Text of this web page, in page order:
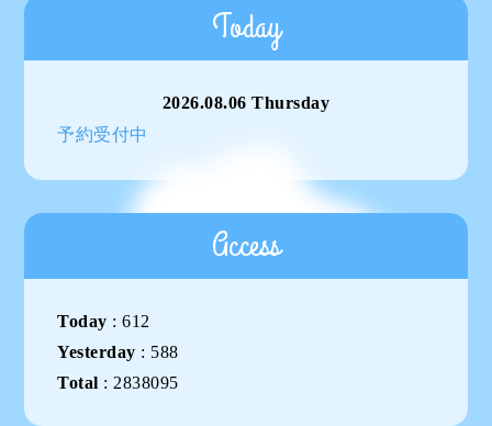
Today
2026.08.06 Thursday
予約受付中
Access
Today :612
Yesterday : 588
Total : 2838095